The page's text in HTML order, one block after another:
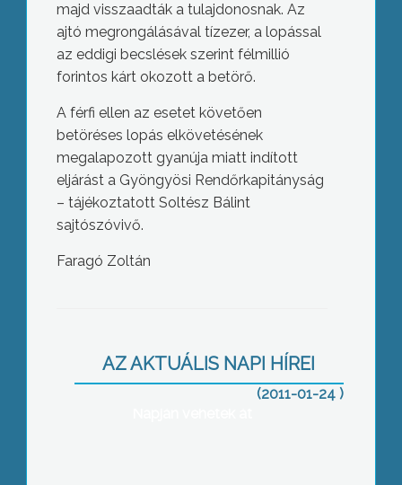
majd visszaadták a tulajdonosnak. Az
ajtó megrongálásával tízezer, a lopással
az eddigi becslések szerint félmillió
forintos kárt okozott a betörő.
A férfi ellen az esetet követően
betöréses lopás elkövetésének
megalapozott gyanúja miatt indított
eljárást a Gyöngyösi Rendőrkapitányság
– tájékoztatott Soltész Bálint
sajtószóvivő.
Faragó Zoltán
AZ AKTUÁLIS NAPI HÍREI
(2011-01-24 )
főiskolai docens kapták meg idén a
kitüntetést, melyet a Magyar Kultúra